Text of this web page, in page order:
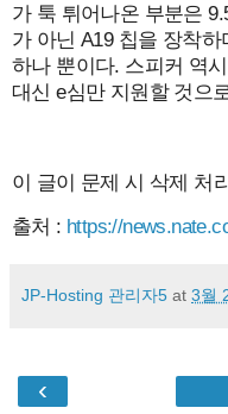
가 툭 튀어나온 부분은
가 아닌 A19 칩을 장착
하나 뿐이다. 스피커 역
대신 e심만 지원할 것으
이 글이 문제 시 삭제 처
출처 : https://
JP-Hosting 관리자5 at 3월
‹